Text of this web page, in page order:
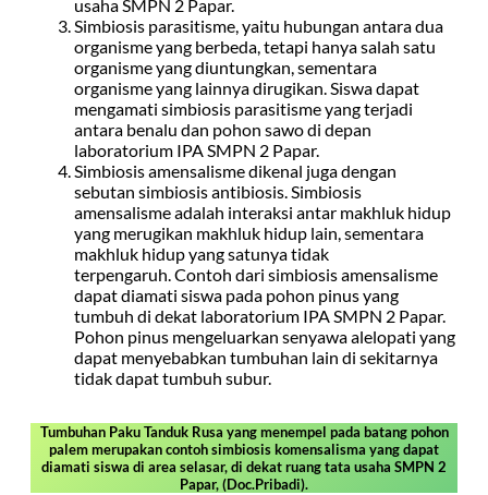
usaha SMPN 2 Papar.
Simbiosis parasitisme, yaitu hubungan antara dua
organisme yang berbeda, tetapi hanya salah satu
organisme yang diuntungkan, sementara
organisme yang lainnya dirugikan. Siswa dapat
mengamati simbiosis parasitisme yang terjadi
antara benalu dan pohon sawo di depan
laboratorium IPA SMPN 2 Papar.
Simbiosis amensalisme dikenal juga dengan
sebutan simbiosis antibiosis. Simbiosis
amensalisme adalah interaksi antar makhluk hidup
yang merugikan makhluk hidup lain, sementara
makhluk hidup yang satunya tidak
terpengaruh. Contoh dari simbiosis amensalisme
dapat diamati siswa pada pohon pinus yang
tumbuh di dekat laboratorium IPA SMPN 2 Papar.
Pohon pinus mengeluarkan senyawa alelopati yang
dapat menyebabkan tumbuhan lain di sekitarnya
tidak dapat tumbuh subur.
Tumbuhan Paku Tanduk Rusa yang menempel pada batang pohon
palem merupakan contoh simbiosis komensalisma yang dapat
diamati siswa di area selasar, di dekat ruang tata usaha SMPN 2
Papar, (Doc.Pribadi).